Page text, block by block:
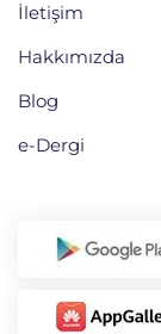
İletişim
Hakkımızda
Blog
e-Dergi